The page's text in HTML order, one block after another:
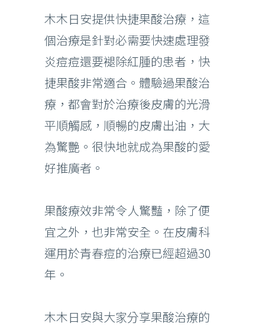
木木日安提供快捷果酸治療，這
個治療是針對必需要快速處理發
炎痘痘還要褪除紅腫的患者，快
捷果酸非常適合。體驗過果酸治
療，都會對於治療後皮膚的光滑
平順觸感，順暢的皮膚出油，大
為驚艷。很快地就成為果酸的愛
好推廣者。
果酸療效非常令人驚豔，除了便
宜之外，也非常安全。在皮膚科
運用於青春痘的治療已經超過30
年。
木木日安與大家分享果酸治療的